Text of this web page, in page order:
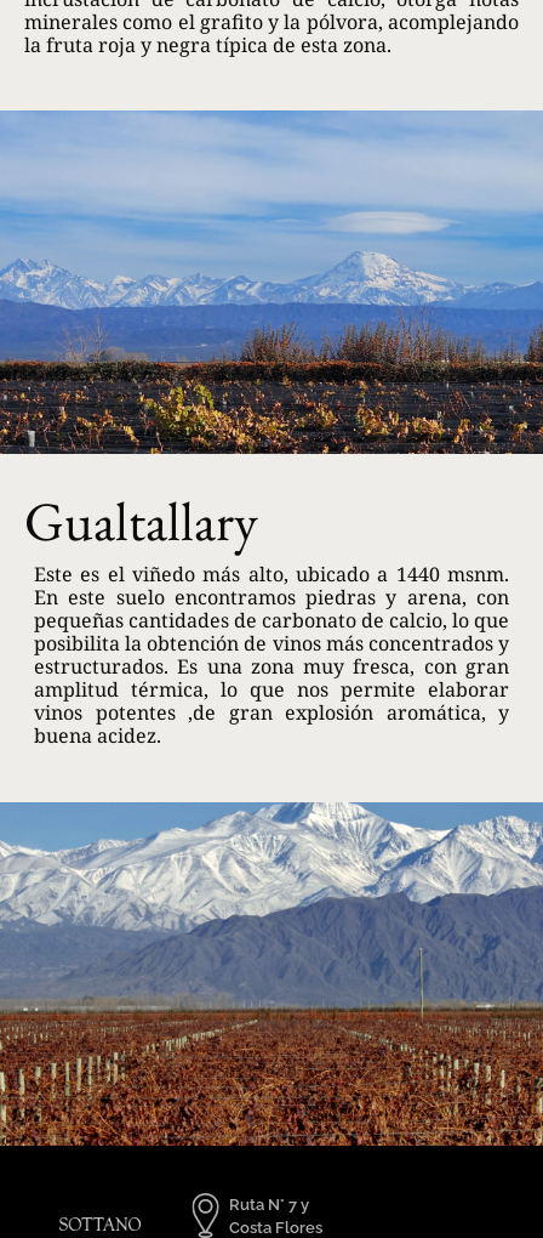
minerales como el grafito y la pólvora, acomplejando
la fruta roja y negra típica de esta zona.
Gualtallary
Este es el viñedo más alto, ubicado a 1440 msnm.
En este suelo encontramos piedras y arena, con
pequeñas cantidades de carbonato de calcio, lo que
posibilita la obtención de vinos más concentrados y
estructurados. Es una zona muy fresca, con gran
amplitud térmica, lo que nos permite elaborar
vinos potentes ,de gran explosión aromática, y
buena acidez.
Ruta N° 7 y
Costa Flores